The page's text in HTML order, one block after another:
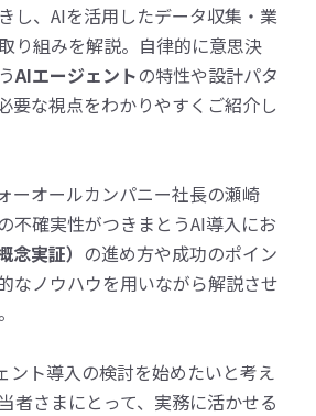
し、AIを活用したデータ収集・業
り組みを解説。自律的に意思決
AIエージェントの特性や設計パタ
要な視点をわかりやすくご紹介し
ーオールカンパニー社長の瀬崎
不確実性がつきまとうAI導入にお
念実証） の進め方や成功のポイン
なノウハウを用いながら解説させ
ント導入の検討を始めたいと考え
者さまにとって、実務に活かせる